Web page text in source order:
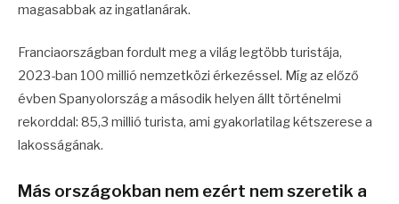
magasabbak az ingatlanárak.
Franciaországban fordult meg a világ legtöbb turistája,
2023-ban 100 millió nemzetközi érkezéssel. Míg az előző
évben Spanyolország a második helyen állt történelmi
rekorddal: 85,3 millió turista, ami gyakorlatilag kétszerese a
lakosságának.
Más országokban nem ezért nem szeretik a